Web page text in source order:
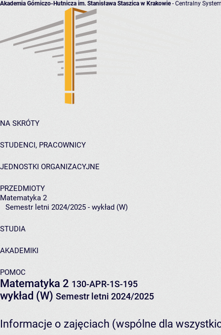
Akademia Górniczo-Hutnicza im. Stanisława Staszica w Krakowie- Centralny
NA SKRÓTY
STUDENCI, PRACOWNICY
JEDNOSTKI ORGANIZACYJNE
PRZEDMIOTY
Matematyka 2
Semestr letni 2024/2025 - wykład (W)
STUDIA
AKADEMIKI
POMOC
Matematyka 2 130-APR-1S-195
wykład (W) Semestr letni 2024/2025
Informacje o zajęciach (wspólne dla